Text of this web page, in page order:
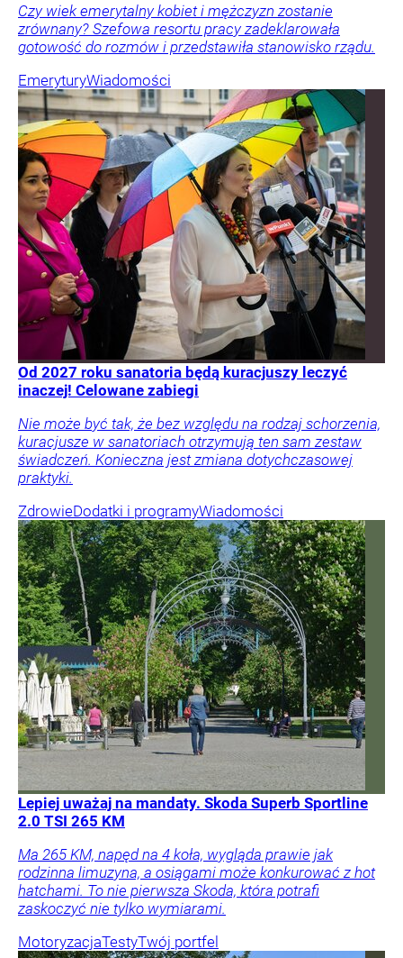
Czy wiek emerytalny kobiet i mężczyzn zostanie
zrównany? Szefowa resortu pracy zadeklarowała
gotowość do rozmów i przedstawiła stanowisko rządu.
EmeryturyWiadomości
Od 2027 roku sanatoria będą kuracjuszy leczyć
inaczej! Celowane zabiegi
Nie może być tak, że bez względu na rodzaj schorzenia,
kuracjusze w sanatoriach otrzymują ten sam zestaw
świadczeń. Konieczna jest zmiana dotychczasowej
praktyki.
ZdrowieDodatki i programyWiadomości
Lepiej uważaj na mandaty. Skoda Superb Sportline
2.0 TSI 265 KM
Ma 265 KM, napęd na 4 koła, wygląda prawie jak
rodzinna limuzyna, a osiągami może konkurować z hot
hatchami. To nie pierwsza Skoda, która potrafi
zaskoczyć nie tylko wymiarami.
MotoryzacjaTestyTwój portfel